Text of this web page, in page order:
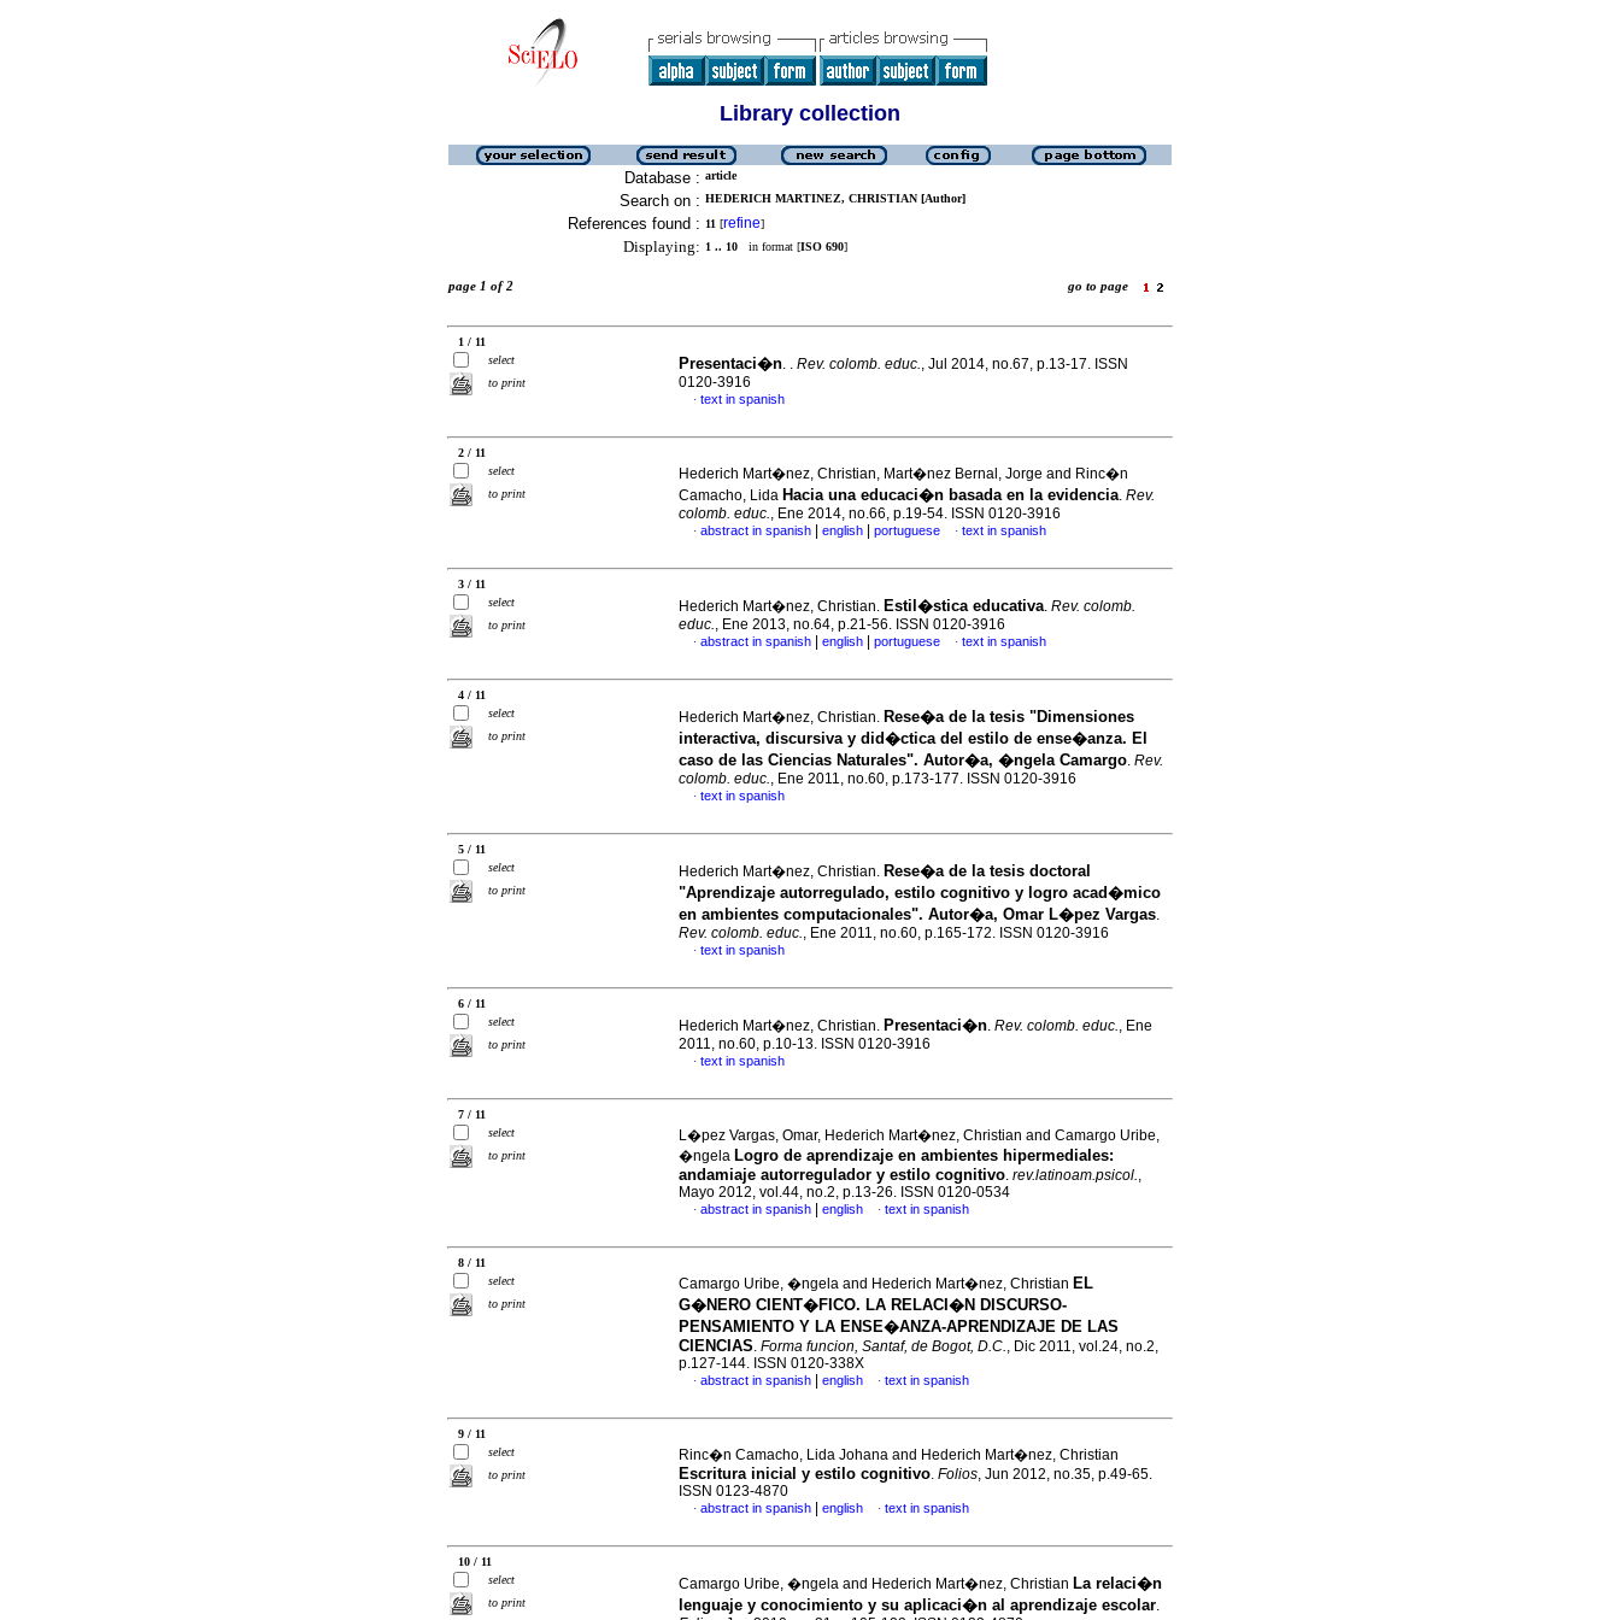
Library collection
Database : article
Search on : HEDERICH MARTINEZ, CHRISTIAN [Author]
References found : 11 [refine]
Displaying: 1 .. 10 in format [ISO 690]
page 1 of 2 go to page
1 / 11
select
to print
Presentaci�n. . Rev. colomb. educ., Jul 2014, no.67, p.13-17. ISSN
0120-3916
· text in spanish
2 / 11
select
to print
Hederich Mart�nez, Christian, Mart�nez Bernal, Jorge and Rinc�n
Camacho, Lida Hacia una educaci�n basada en la evidencia. Rev.
colomb. educ., Ene 2014, no.66, p.19-54. ISSN 0120-3916
· abstract in spanish english portuguese · text in spanish
3 / 11
select
to print
Hederich Mart�nez, Christian. Estil�stica educativa. Rev. colomb.
educ., Ene 2013, no.64, p.21-56. ISSN 0120-3916
· abstract in spanish english portuguese · text in spanish
4 / 11
select
to print
Hederich Mart�nez, Christian. Rese�a de la tesis "Dimensiones
interactiva, discursiva y did�ctica del estilo de ense�anza. El
caso de las Ciencias Naturales". Autor�a, �ngela Camargo. Rev.
colomb. educ., Ene 2011, no.60, p.173-177. ISSN 0120-3916
· text in spanish
5 / 11
select
to print
Hederich Mart�nez, Christian. Rese�a de la tesis doctoral
"Aprendizaje autorregulado, estilo cognitivo y logro acad�mico
en ambientes computacionales". Autor�a, Omar L�pez Vargas.
Rev. colomb. educ., Ene 2011, no.60, p.165-172. ISSN 0120-3916
· text in spanish
6 / 11
select
to print
Hederich Mart�nez, Christian. Presentaci�n. Rev. colomb. educ., Ene
2011, no.60, p.10-13. ISSN 0120-3916
· text in spanish
7 / 11
select
to print
L�pez Vargas, Omar, Hederich Mart�nez, Christian and Camargo Uribe,
�ngela Logro de aprendizaje en ambientes hipermediales:
andamiaje autorregulador y estilo cognitivo. rev.latinoam.psicol.,
Mayo 2012, vol.44, no.2, p.13-26. ISSN 0120-0534
· abstract in spanish english · text in spanish
8 / 11
select
to print
Camargo Uribe, �ngela and Hederich Mart�nez, Christian EL
G�NERO CIENT�FICO. LA RELACI�N DISCURSO-
PENSAMIENTO Y LA ENSE�ANZA-APRENDIZAJE DE LAS
CIENCIAS. Forma funcion, Santaf, de Bogot, D.C., Dic 2011, vol.24, no.2,
p.127-144. ISSN 0120-338X
· abstract in spanish english · text in spanish
9 / 11
select
to print
Rinc�n Camacho, Lida Johana and Hederich Mart�nez, Christian
Escritura inicial y estilo cognitivo. Folios, Jun 2012, no.35, p.49-65.
ISSN 0123-4870
· abstract in spanish english · text in spanish
10 / 11
select
to print
Camargo Uribe, �ngela and Hederich Mart�nez, Christian La relaci�n
lenguaje y conocimiento y su aplicaci�n al aprendizaje escolar.